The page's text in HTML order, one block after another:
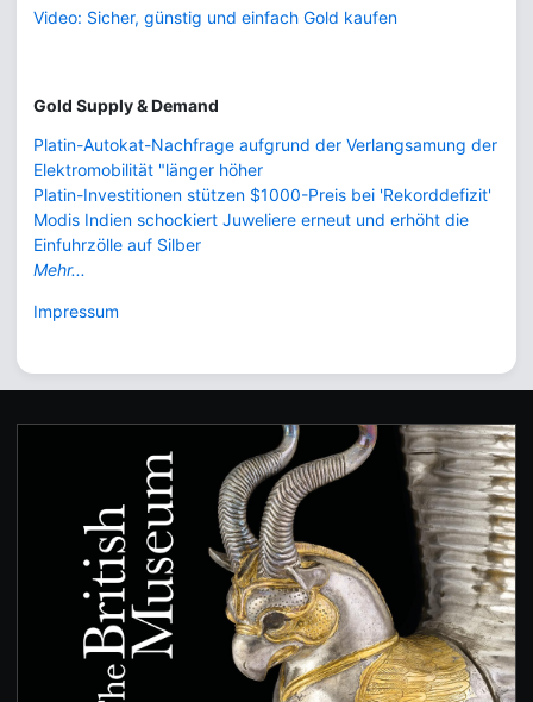
Video: Sicher, günstig und einfach Gold kaufen
Gold Supply & Demand
Platin-Autokat-Nachfrage aufgrund der Verlangsamung der
Elektromobilität "länger höher
Platin-Investitionen stützen $1000-Preis bei 'Rekorddefizit'
Modis Indien schockiert Juweliere erneut und erhöht die
Einfuhrzölle auf Silber
Mehr...
Impressum